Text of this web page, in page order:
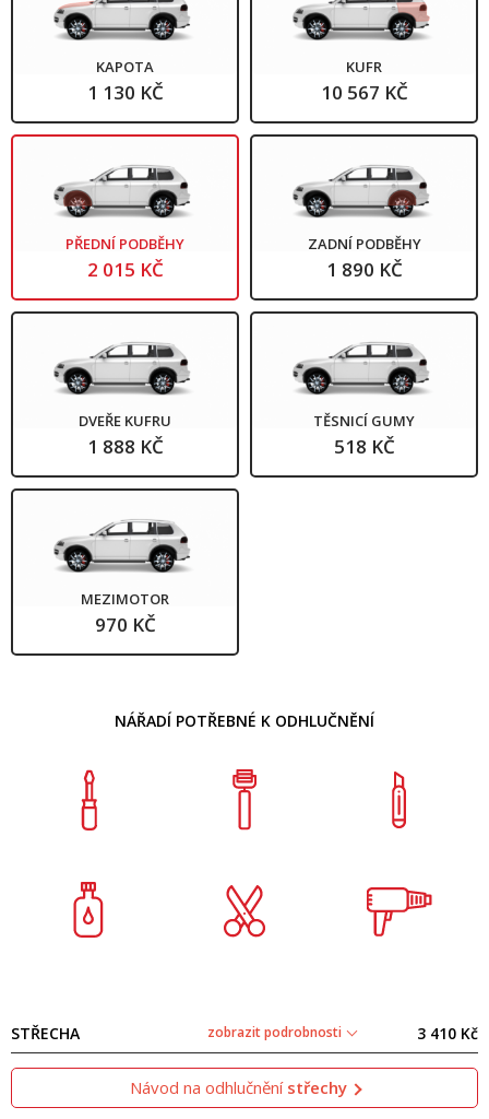
KAPOTA
1 130 KČ
KUFR
10 567 KČ
PŘEDNÍ PODBĚHY
2 015 KČ
ZADNÍ PODBĚHY
1 890 KČ
DVEŘE KUFRU
1 888 KČ
TĚSNICÍ GUMY
518 KČ
MEZIMOTOR
970 KČ
NÁŘADÍ POTŘEBNÉ K ODHLUČNĚNÍ
STŘECHA zobrazit podrobnosti 3 410 Kč
Návod na odhlučnění střechy